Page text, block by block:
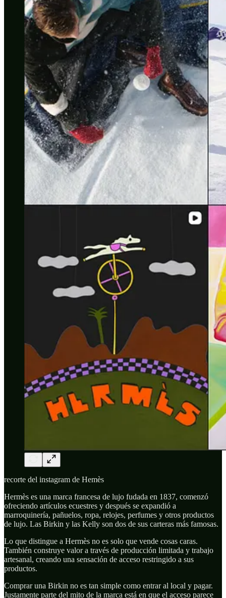
recorte del instagram de Hemès
Hermès es una marca francesa de lujo fudada en 1837, comenzó
ofreciendo artículos ecuestres y después se expandió a
marroquinería, pañuelos, ropa, relojes, perfumes y otros productos
de lujo. Las Birkin y las Kelly son dos de sus carteras más famosas.
Lo que distingue a Hermès no es solo que vende cosas caras.
También construye valor a través de producción limitada y trabajo
artesanal, creando una sensación de acceso restringido a sus
productos.
Comprar una Birkin no es tan simple como entrar al local y pagar.
Justamente parte del mito de la marca está en que el acceso parece